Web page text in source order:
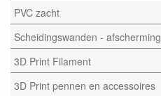
PVC zacht
Scheidingswanden - afscherming
3D Print Filament
3D Print pennen en accessoires